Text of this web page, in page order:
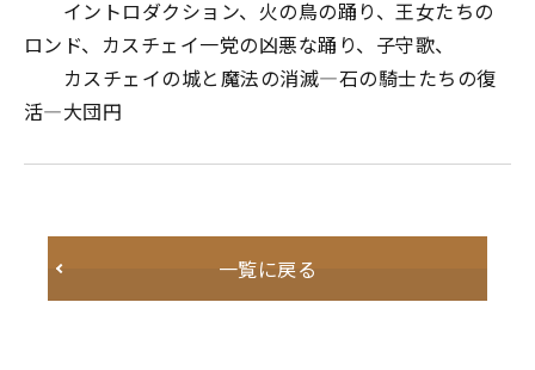
イントロダクション、火の鳥の踊り、王女たちの
ロンド、カスチェイ一党の凶悪な踊り、子守歌、
カスチェイの城と魔法の消滅―石の騎士たちの復
活―大団円
一覧に戻る